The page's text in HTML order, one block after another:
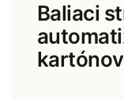
Baliaci